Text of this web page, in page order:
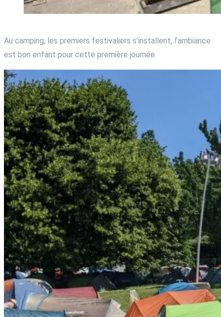
Au camping, les premiers festivaliers s’installent, l’ambiance
est bon enfant pour cette première journée.